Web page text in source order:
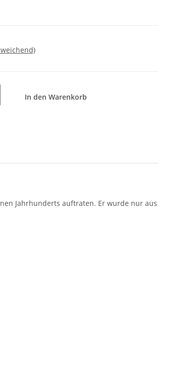
In den Warenkorb
Jahrhunderts auftraten. Er wurde nur aus